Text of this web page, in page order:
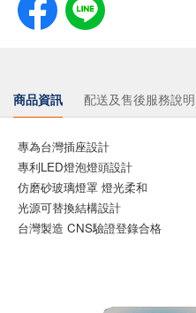
商品資訊 配送及售後服務說明
專為台灣插座設計
專利LED燈泡燈頭設計
仿磨砂玻璃燈罩 燈光柔和
光源可替換結構設計
台灣製造 CNS驗證登錄合格